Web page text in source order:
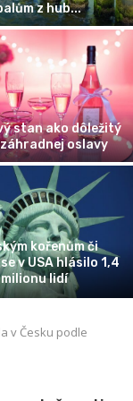
atmosféru při
Geopolitika
Skutečná cena za
digitální
Cesta
proměnit odvážnou
ve fungující
v Česku podle